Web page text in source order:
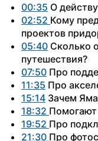
00:35 О
02:52 Кому
проектов
05:40 Сколько
путешествия?
07:50 Про
11:35 Про
15:14 Зачем
18:32
19:52 Про
21:30 Про